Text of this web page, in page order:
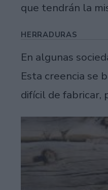
que tendrán la
HERRADURAS
En algunas
Esta creencia se
difícil de fabricar,